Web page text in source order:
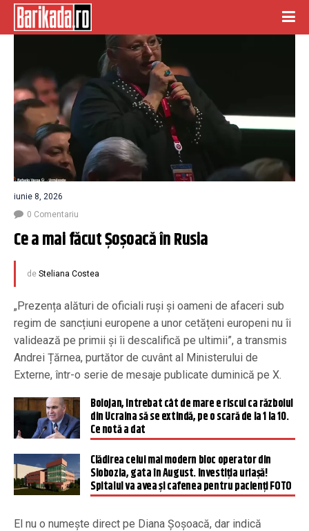
iunie 8, 2026
0 Comentariu
Ce a mai făcut Șoșoacă în Rusia
de Steliana Costea
„Prezența alături de oficiali ruși și oameni de afaceri sub
regim de sancțiuni europene a unor cetățeni europeni nu îi
validează pe primii și îi descalifică pe ultimii”, a transmis
Andrei Țărnea, purtător de cuvânt al Ministerului de
Externe, într-o serie de mesaje publicate duminică pe X.
Bolojan, întrebat cât de mare e riscul ca războiul
din Ucraina să se extindă, pe o scară de la 1 la 10.
Ce notă a dat
Clădirea celui mai modern bloc operator din
Slobozia, gata în August. Investiţia uriaşă!
Spitalul va avea și cafenea pentru pacienţi FOTO
El nu o numește direct pe Diana Șoșoacă, dar indică